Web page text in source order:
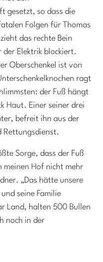
gesetzt, so dass die
Folgen für Thomas
das rechte Bein
der Elektrik blockiert.
Oberschenkel ist von
ragt
der Fuß hängt
Haut. Einer seiner drei
befreit ihn aus der
Rettungsdienst.
Sorge, dass der Fuß
meinen Hof nicht mehr
„Das hätte unsere
seine Familie
Land, halten 500 Bullen
noch in der